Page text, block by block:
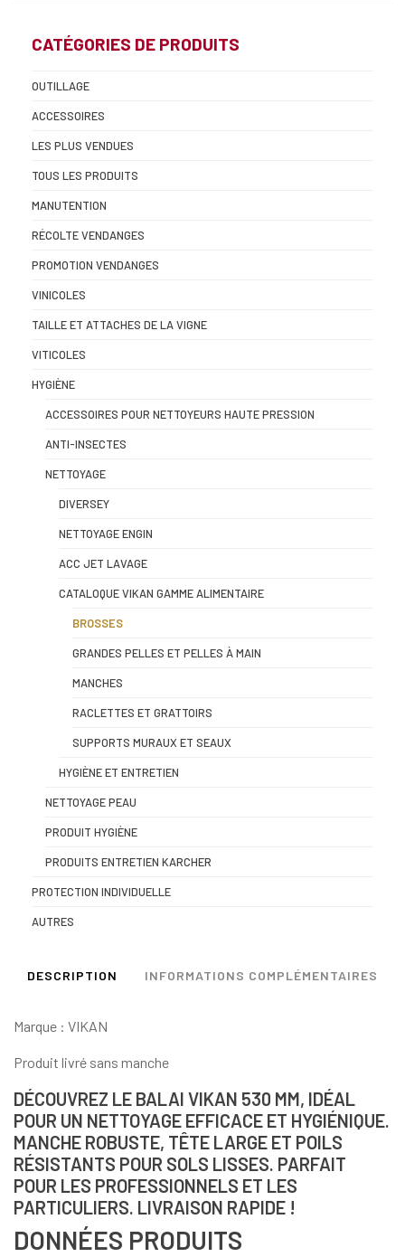
CATÉGORIES DE PRODUITS
OUTILLAGE
ACCESSOIRES
LES PLUS VENDUES
TOUS LES PRODUITS
MANUTENTION
RÉCOLTE VENDANGES
PROMOTION VENDANGES
VINICOLES
TAILLE ET ATTACHES DE LA VIGNE
VITICOLES
HYGIÈNE
ACCESSOIRES POUR NETTOYEURS HAUTE PRESSION
ANTI-INSECTES
NETTOYAGE
DIVERSEY
NETTOYAGE ENGIN
ACC JET LAVAGE
CATALOQUE VIKAN GAMME ALIMENTAIRE
BROSSES
GRANDES PELLES ET PELLES À MAIN
MANCHES
RACLETTES ET GRATTOIRS
SUPPORTS MURAUX ET SEAUX
HYGIÈNE ET ENTRETIEN
NETTOYAGE PEAU
PRODUIT HYGIÈNE
PRODUITS ENTRETIEN KARCHER
PROTECTION INDIVIDUELLE
AUTRES
DESCRIPTION INFORMATIONS COMPLÉMENTAIRES
Marque : VIKAN
Produit livré sans manche
DÉCOUVREZ LE BALAI VIKAN 530 MM, IDÉAL
POUR UN NETTOYAGE EFFICACE ET HYGIÉNIQUE.
MANCHE ROBUSTE, TÊTE LARGE ET POILS
RÉSISTANTS POUR SOLS LISSES. PARFAIT
POUR LES PROFESSIONNELS ET LES
PARTICULIERS. LIVRAISON RAPIDE !
DONNÉES PRODUITS